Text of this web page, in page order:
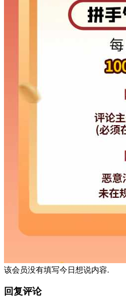
该会员没有填写今日想说内容.
回复评论